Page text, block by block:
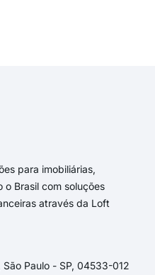
Serra
para imobiliárias,
o Brasil com soluções
através da Loft
Paulo - SP, 04533-012